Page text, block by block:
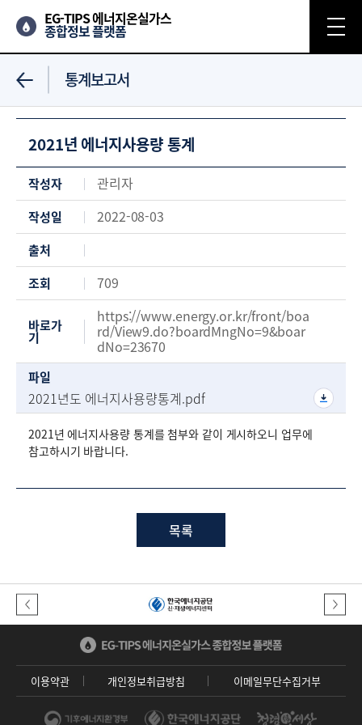
EG-TIPS 에너지온실가스
종합정보 플랫폼
통계보고서
2021년 에너지사용량 통계
작성자 관리자
작성일 2022-08-03
출처
조회
709
바로가
기
https://www.energy.or.kr/front/boa
rd/View9.do?boardMngNo=9&boar
dNo=23670
파일
2021년도 에너지사용량통계.pdf
2021년 에너지사용량 통계를 첨부와 같이 게시하오니 업무에
참고하시기 바랍니다.
목록
이용약관 개인정보취급방침 이메일무단수집거부